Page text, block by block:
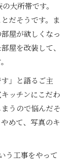
大所帯です。
だそうです。ま
屋が欲しくなっ
屋を改装して、
」と語るご主
ッチンにこだわ
うので悩んだそ
めて、写真のキ
う工事をやって